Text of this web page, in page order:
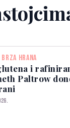
HRANA
i
Paltrow